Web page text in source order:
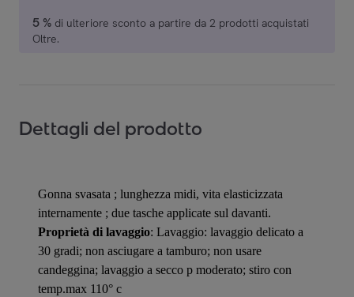
5 % di ulteriore sconto a partire da 2 prodotti acquistati
Oltre.
Dettagli del prodotto
Gonna svasata ; lunghezza midi, vita elasticizzata
internamente ; due tasche applicate sul davanti.
Proprietà di lavaggio: Lavaggio: lavaggio delicato a
30 gradi; non asciugare a tamburo; non usare
candeggina; lavaggio a secco p moderato; stiro con
temp.max 110° c